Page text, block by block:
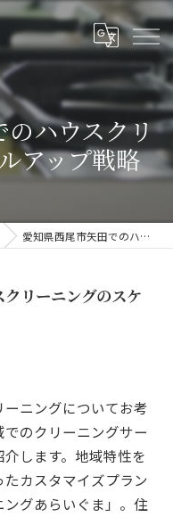
ハウスクリ
アップ戦略
愛知県西尾市矢田でのハウスクリーニングのスケールアップ戦略
リーニングのスケ
ニングについてお考
のクリーニングサー
します。地域特性を
カスタマイズプラン
グあらいぐま」。住